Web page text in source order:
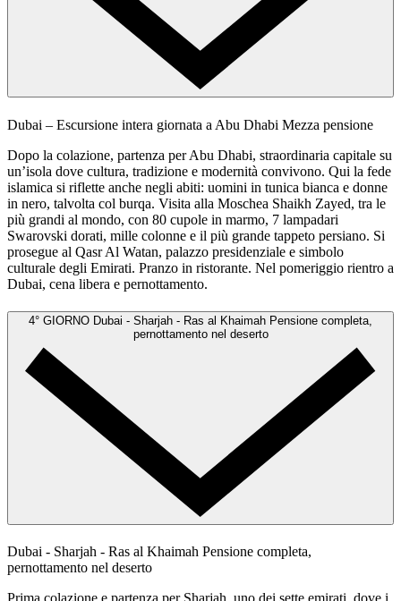
Dubai – Escursione intera giornata a Abu Dhabi Mezza pensione
Dopo la colazione, partenza per Abu Dhabi, straordinaria capitale su
un’isola dove cultura, tradizione e modernità convivono. Qui la fede
islamica si riflette anche negli abiti: uomini in tunica bianca e donne
in nero, talvolta col burqa. Visita alla Moschea Shaikh Zayed, tra le
più grandi al mondo, con 80 cupole in marmo, 7 lampadari
Swarovski dorati, mille colonne e il più grande tappeto persiano. Si
prosegue al Qasr Al Watan, palazzo presidenziale e simbolo
culturale degli Emirati. Pranzo in ristorante. Nel pomeriggio rientro a
Dubai, cena libera e pernottamento.
4° GIORNO Dubai - Sharjah - Ras al Khaimah Pensione completa,
pernottamento nel deserto
Dubai - Sharjah - Ras al Khaimah Pensione completa,
pernottamento nel deserto
Prima colazione e partenza per Sharjah, uno dei sette emirati, dove i